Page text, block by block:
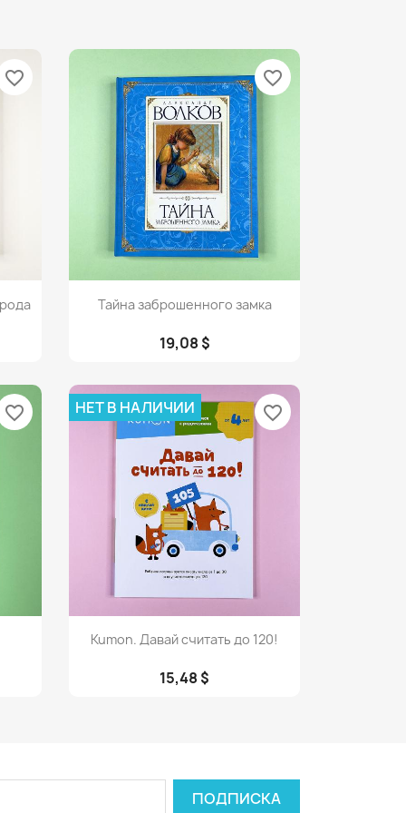
favorite_border
Просмотр
Тайна заброшенного замка
19,08 $
favorite_border
favorite_border
Просмотр
Kumon. Давай считать до 120!
15,48 $
НЕТ В НАЛИЧИИ favorite_border